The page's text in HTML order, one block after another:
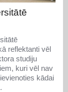
reflektanti vēl
studiju
kuri vēl nav
kādai